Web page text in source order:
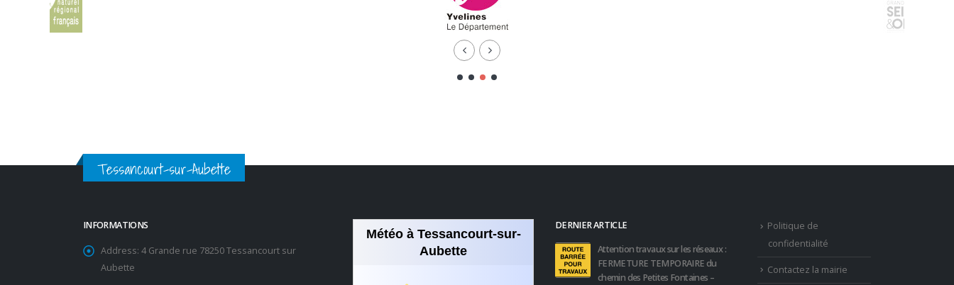
Tessancourt-sur-Aubette
INFORMATIONS
Address: 4 Grande rue 78250 Tessancourt sur
Aubette
Météo à Tessancourt-sur-
Aubette
DERNIER ARTICLE
Attention travaux sur les réseaux :
FERMETURE TEMPORAIRE du
chemin des Petites Fontaines –
Politique de
confidentialité
Contactez la mairie